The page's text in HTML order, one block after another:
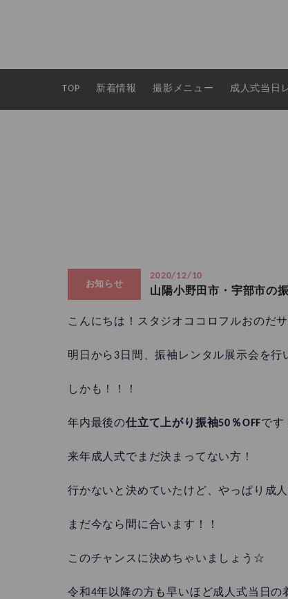
TOP 新着情報 撮影メニュー 成人式当日
お知らせ
2020/12/10
山陽小野田市・宇部市の
こんにちは！スタジオココロフルおのだ
明日から3日間、振袖レンタル展示会を行
しかも！！！
年内最後の仕立て上がり振袖50％OFFです
来年成人式でまだ決まってない方！
行かないと決めていたけど、やっぱり成
まだ今なら間に合います！！
このチャンスに決めちゃいましょう☆
令和4年以降の方も早いほど成人式当日の